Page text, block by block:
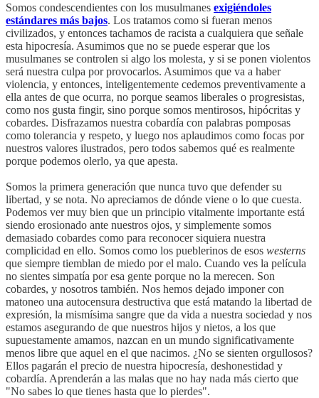
Somos condescendientes con los musulmanes exigiéndoles
estándares más bajos. Los tratamos como si fueran menos
civilizados, y entonces tachamos de racista a cualquiera que señale
esta hipocresía. Asumimos que no se puede esperar que los
musulmanes se controlen si algo los molesta, y si se ponen violentos
será nuestra culpa por provocarlos. Asumimos que va a haber
violencia, y entonces, inteligentemente cedemos preventivamente a
ella antes de que ocurra, no porque seamos liberales o progresistas,
como nos gusta fingir, sino porque somos mentirosos, hipócritas y
cobardes. Disfrazamos nuestra cobardía con palabras pomposas
como tolerancia y respeto, y luego nos aplaudimos como focas por
nuestros valores ilustrados, pero todos sabemos qué es realmente
porque podemos olerlo, ya que apesta.
Somos la primera generación que nunca tuvo que defender su
libertad, y se nota. No apreciamos de dónde viene o lo que cuesta.
Podemos ver muy bien que un principio vitalmente importante está
siendo erosionado ante nuestros ojos, y simplemente somos
demasiado cobardes como para reconocer siquiera nuestra
complicidad en ello. Somos como los pueblerinos de esos westerns
que siempre tiemblan de miedo por el malo. Cuando ves la película
no sientes simpatía por esa gente porque no la merecen. Son
cobardes, y nosotros también. Nos hemos dejado imponer con
matoneo una autocensura destructiva que está matando la libertad de
expresión, la mismísima sangre que da vida a nuestra sociedad y nos
estamos asegurando de que nuestros hijos y nietos, a los que
supuestamente amamos, nazcan en un mundo significativamente
menos libre que aquel en el que nacimos. ¿No se sienten orgullosos?
Ellos pagarán el precio de nuestra hipocresía, deshonestidad y
cobardía. Aprenderán a las malas que no hay nada más cierto que
"No sabes lo que tienes hasta que lo pierdes".